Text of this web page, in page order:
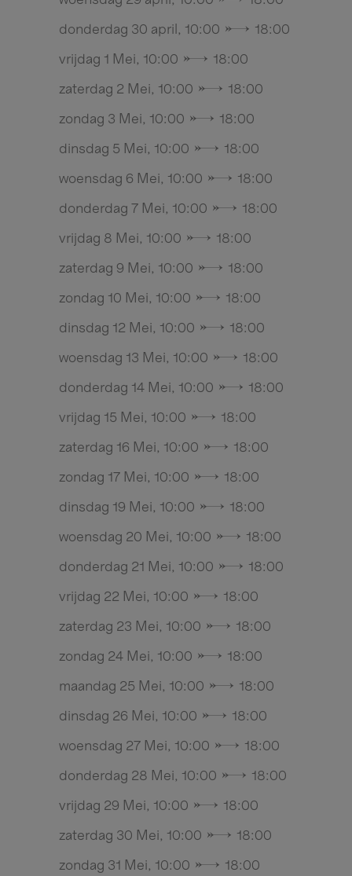
donderdag 30 april, 10:00 → 18:00
vrijdag 1 Mei, 10:00 → 18:00
zaterdag 2 Mei, 10:00 → 18:00
zondag 3 Mei, 10:00 → 18:00
dinsdag 5 Mei, 10:00 → 18:00
woensdag 6 Mei, 10:00 → 18:00
donderdag 7 Mei, 10:00 → 18:00
vrijdag 8 Mei, 10:00 → 18:00
zaterdag 9 Mei, 10:00 → 18:00
zondag 10 Mei, 10:00 → 18:00
dinsdag 12 Mei, 10:00 → 18:00
woensdag 13 Mei, 10:00 → 18:00
donderdag 14 Mei, 10:00 → 18:00
vrijdag 15 Mei, 10:00 → 18:00
zaterdag 16 Mei, 10:00 → 18:00
zondag 17 Mei, 10:00 → 18:00
dinsdag 19 Mei, 10:00 → 18:00
woensdag 20 Mei, 10:00 → 18:00
donderdag 21 Mei, 10:00 → 18:00
vrijdag 22 Mei, 10:00 → 18:00
zaterdag 23 Mei, 10:00 → 18:00
zondag 24 Mei, 10:00 → 18:00
maandag 25 Mei, 10:00 → 18:00
dinsdag 26 Mei, 10:00 → 18:00
woensdag 27 Mei, 10:00 → 18:00
donderdag 28 Mei, 10:00 → 18:00
vrijdag 29 Mei, 10:00 → 18:00
zaterdag 30 Mei, 10:00 → 18:00
zondag 31 Mei, 10:00 → 18:00